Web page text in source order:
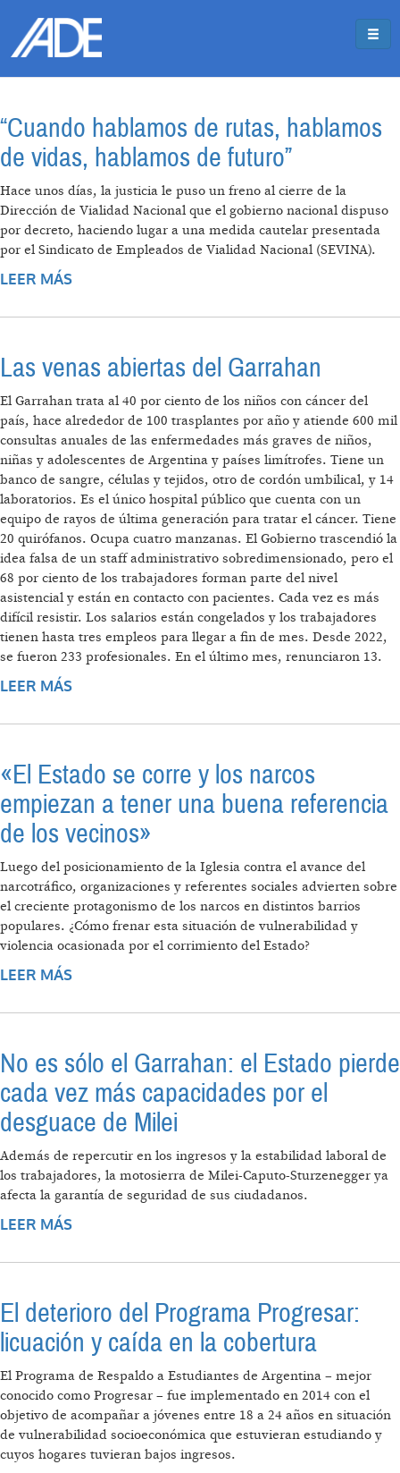
“Cuando hablamos de rutas, hablamos
de vidas, hablamos de futuro”
Hace unos días, la justicia le puso un freno al cierre de la
Dirección de Vialidad Nacional que el gobierno nacional dispuso
por decreto, haciendo lugar a una medida cautelar presentada
por el Sindicato de Empleados de Vialidad Nacional (SEVINA).
LEER MÁS
FUTURO”
Las venas abiertas del Garrahan
El Garrahan trata al 40 por ciento de los niños con cáncer del
país, hace alrededor de 100 trasplantes por año y atiende 600 mil
consultas anuales de las enfermedades más graves de niños,
niñas y adolescentes de Argentina y países limítrofes. Tiene un
banco de sangre, células y tejidos, otro de cordón umbilical, y 14
laboratorios. Es el único hospital público que cuenta con un
equipo de rayos de última generación para tratar el cáncer. Tiene
20 quirófanos. Ocupa cuatro manzanas. El Gobierno trascendió la
idea falsa de un staff administrativo sobredimensionado, pero el
68 por ciento de los trabajadores forman parte del nivel
asistencial y están en contacto con pacientes. Cada vez es más
difícil resistir. Los salarios están congelados y los trabajadores
tienen hasta tres empleos para llegar a fin de mes. Desde 2022,
se fueron 233 profesionales. En el último mes, renunciaron 13.
LEER MÁS
«El Estado se corre y los narcos
empiezan a tener una buena referencia
de los vecinos»
Luego del posicionamiento de la Iglesia contra el avance del
narcotráfico, organizaciones y referentes sociales advierten sobre
el creciente protagonismo de los narcos en distintos barrios
populares. ¿Cómo frenar esta situación de vulnerabilidad y
violencia ocasionada por el corrimiento del Estado?
LEER MÁS
REFERENCIA DE LOS VECINOS»
No es sólo el Garrahan: el Estado pierde
cada vez más capacidades por el
desguace de Milei
Además de repercutir en los ingresos y la estabilidad laboral de
los trabajadores, la motosierra de Milei-Caputo-Sturzenegger ya
afecta la garantía de seguridad de sus ciudadanos.
LEER MÁS
CAPACIDADES POR EL DESGUACE DE MILEI
El deterioro del Programa Progresar:
licuación y caída en la cobertura
El Programa de Respaldo a Estudiantes de Argentina – mejor
conocido como Progresar – fue implementado en 2014 con el
objetivo de acompañar a jóvenes entre 18 a 24 años en situación
de vulnerabilidad socioeconómica que estuvieran estudiando y
cuyos hogares tuvieran bajos ingresos.